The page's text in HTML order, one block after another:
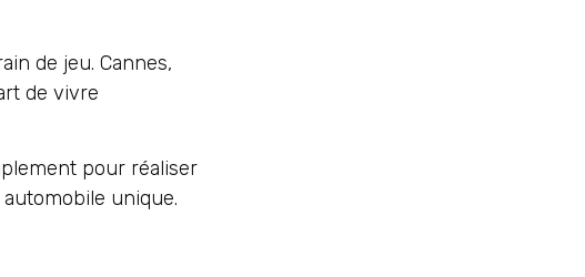
de jeu. Cannes,
de vivre
pour réaliser
unique.